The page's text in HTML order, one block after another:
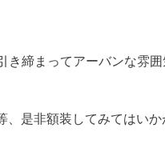
締まってアーバンな雰囲
是非額装してみてはいか